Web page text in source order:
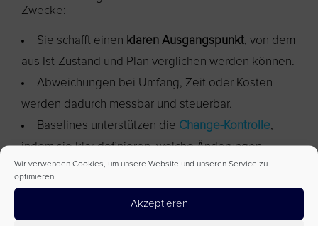
Wir verwenden Cookies, um unsere Website und unseren Service zu
optimieren.
Akzeptieren
Zwecke:
Sie schafft einen klaren Ausgangspunkt, von dem
aus Ist-Zustand und Plan verglichen werden können.
Abweichungen bei Umfang, Zeit oder Kosten
werden dadurch messbar und steuerbar.
Baselines unterstützen die Change-Kontrolle,
indem sie klar definieren, welche Änderungen
formell freigegeben werden müssen.
Sie bilden die Grundlage für gängigeControlling-
wie Earned Value Management (EVM).